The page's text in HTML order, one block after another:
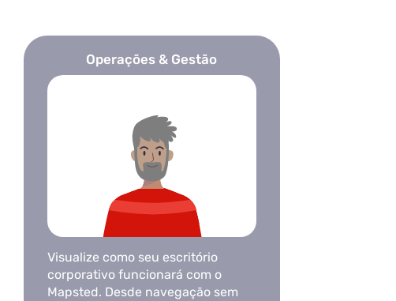
Operações & Gestão
Visualize como seu escritório
corporativo funcionará com o
Mapsted. Desde navegação sem